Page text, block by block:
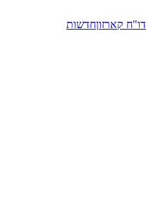
דו"ח קארזוןחדשות